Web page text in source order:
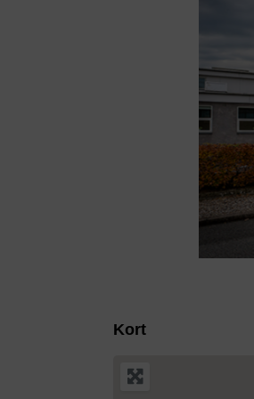
Previous
Kort